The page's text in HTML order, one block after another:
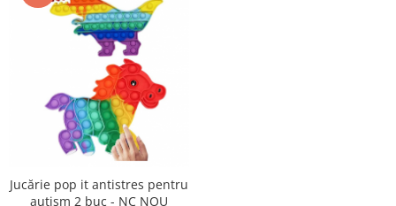
Jucărie pop it antistres pentru
autism 2 buc - NC NOU